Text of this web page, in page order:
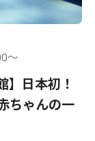
〜
】日本初！
ちゃんの一